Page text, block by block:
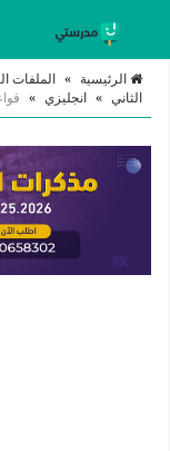
الرئيسية » الملفات
الثاني » انجليزي »